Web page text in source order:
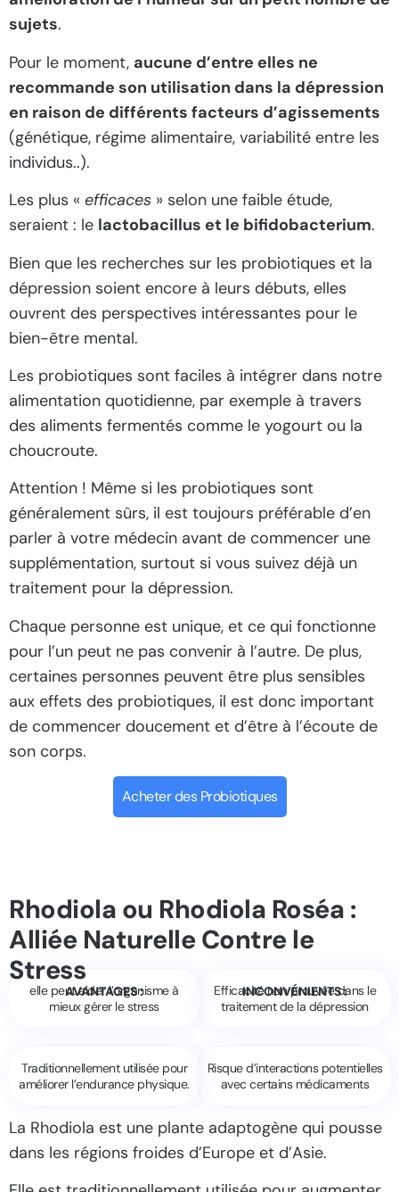
sujets.
Pour le moment, aucune d’entre elles ne
recommande son utilisation dans la dépression
en raison de différents facteurs d’agissements
(génétique, régime alimentaire, variabilité entre les
individus..).
Les plus « efficaces » selon une faible étude,
seraient : le lactobacillus et le bifidobacterium.
Bien que les recherches sur les probiotiques et la
dépression soient encore à leurs débuts, elles
ouvrent des perspectives intéressantes pour le
bien-être mental.
Les probiotiques sont faciles à intégrer dans notre
alimentation quotidienne, par exemple à travers
des aliments fermentés comme le yogourt ou la
choucroute.
Attention ! Même si les probiotiques sont
généralement sûrs, il est toujours préférable d’en
parler à votre médecin avant de commencer une
supplémentation, surtout si vous suivez déjà un
traitement pour la dépression.
Chaque personne est unique, et ce qui fonctionne
pour l’un peut ne pas convenir à l’autre. De plus,
certaines personnes peuvent être plus sensibles
aux effets des probiotiques, il est donc important
de commencer doucement et d’être à l’écoute de
son corps.
Acheter des Probiotiques
Rhodiola ou Rhodiola Roséa :
Alliée Naturelle Contre le
Stress
AVANTAGES :
elle peut aider l’organisme à
mieux gérer le stress
Traditionnellement utilisée pour
améliorer l’endurance physique.
INCONVÉNIENTS :
Efficacité non prouvée dans le
traitement de la dépression
Risque d’interactions potentielles
avec certains médicaments
La Rhodiola est une plante adaptogène qui pousse
dans les régions froides d’Europe et d’Asie.